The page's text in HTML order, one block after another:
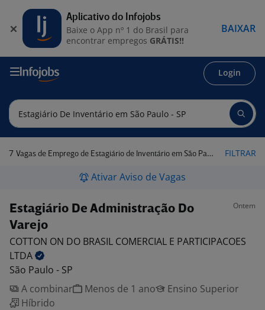
Login
7 Vagas de Emprego de Estagiário de Inventário em São Paulo - SP FILTRAR
Ativar Aviso de Vagas
Estagiário De Administração Do
Varejo
Ontem
COTTON ON DO BRASIL COMERCIAL E PARTICIPACOES
LTDA
São Paulo - SP
A combinar
Menos de 1 ano
Ensino Superior
Híbrido
Aplicativo do Infojobs
Baixe o App nº 1 do Brasil para
encontrar empregos GRÁTIS!!
BAIXAR